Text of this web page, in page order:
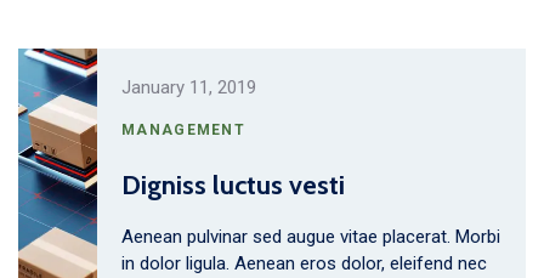
January 11, 2019
MANAGEMENT
Digniss luctus vesti
Aenean pulvinar sed augue vitae placerat. Morbi
in dolor ligula. Aenean eros dolor, eleifend nec